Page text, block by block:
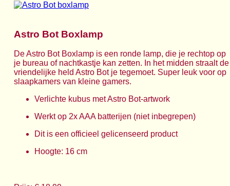
Astro Bot Boxlamp
De Astro Bot Boxlamp is een ronde lamp, die je rechtop op
je bureau of nachtkastje kan zetten. In het midden straalt de
vriendelijke held Astro Bot je tegemoet. Super leuk voor op
slaapkamers van kleine gamers.
Verlichte kubus met Astro Bot-artwork
Werkt op 2x AAA batterijen (niet inbegrepen)
Dit is een officieel gelicenseerd product
Hoogte: 16 cm